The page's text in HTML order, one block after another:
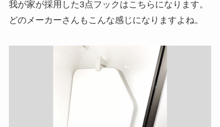
我が家が採用した3点フックはこちらになります。
どのメーカーさんもこんな感じになりますよね。